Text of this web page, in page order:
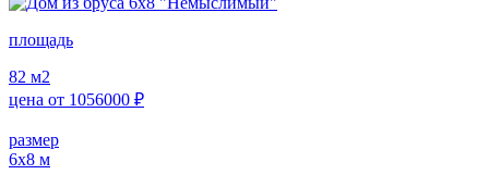
площадь
82 м2
цена от 1056000 ₽
размер
6х8 м